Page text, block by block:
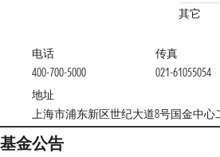
其它
电话
400-700-5000
传真
021-61055054
地址
上海市浦东新区世纪大道8号国金中心
基金公告